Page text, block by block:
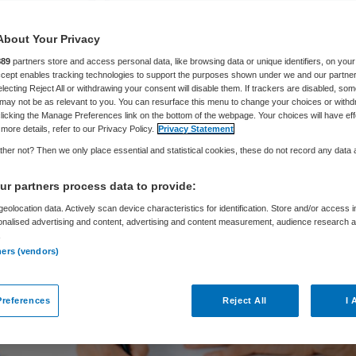
30 juli 2025,16:31 4378 keer gelezen
die het tv-programma BOOS op
cosmetische klinieken, wordt een zorgwekkend
van deze hard groeiende medische sector.
Your Privacy
partners store and access personal data, like browsing data or unique identifiers, on your
enables tracking technologies to support the purposes shown under we and our
Reject All or withdrawing your consent will disable them. If trackers are disabled,
not be as relevant to you. You can resurface this menu to change your choices or
the Manage Preferences link on the bottom of the webpage. Your choices will have
details, refer to our Privacy Policy. Privacy Statement
not? Then we only place essential and statistical cookies, these do not record any data
partners process data to provide:
data. Actively scan device characteristics for identification. Store and/or access
advertising and content, advertising and content measurement, audience research
(vendors)
Reject All I